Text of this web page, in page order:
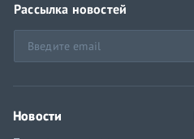
Рассылка новостей
Новости